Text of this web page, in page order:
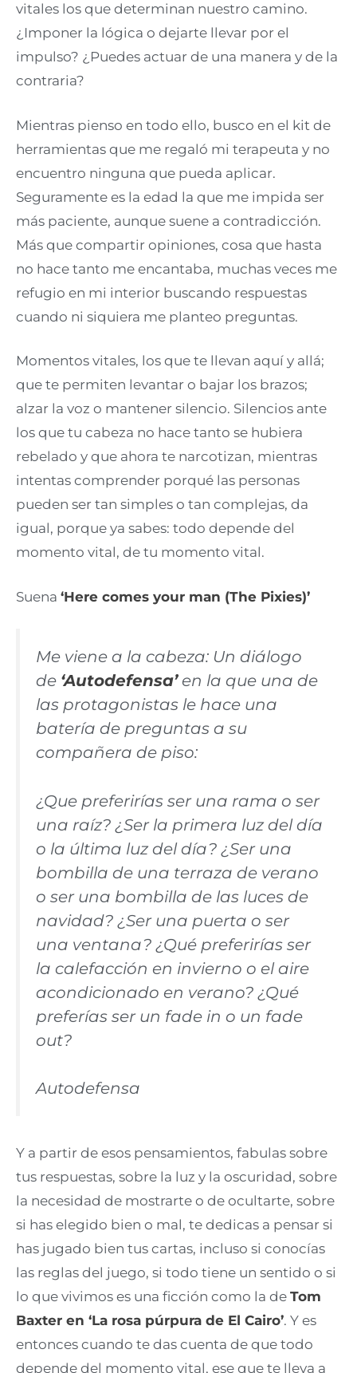
vitales los que determinan nuestro camino.
¿Imponer la lógica o dejarte llevar por el
impulso? ¿Puedes actuar de una manera y de la
contraria?
Mientras pienso en todo ello, busco en el kit de
herramientas que me regaló mi terapeuta y no
encuentro ninguna que pueda aplicar.
Seguramente es la edad la que me impida ser
más paciente, aunque suene a contradicción.
Más que compartir opiniones, cosa que hasta
no hace tanto me encantaba, muchas veces me
refugio en mi interior buscando respuestas
cuando ni siquiera me planteo preguntas.
Momentos vitales, los que te llevan aquí y allá;
que te permiten levantar o bajar los brazos;
alzar la voz o mantener silencio. Silencios ante
los que tu cabeza no hace tanto se hubiera
rebelado y que ahora te narcotizan, mientras
intentas comprender porqué las personas
pueden ser tan simples o tan complejas, da
igual, porque ya sabes: todo depende del
momento vital, de tu momento vital.
Suena ‘Here comes your man (The Pixies)’
Me viene a la cabeza: Un diálogo
de ‘Autodefensa’en la que una de
las protagonistas le hace una
batería de preguntas a su
compañera de piso:
¿Que preferirías ser una rama o ser
una raíz? ¿Ser la primera luz del día
o la última luz del día? ¿Ser una
bombilla de una terraza de verano
o ser una bombilla de las luces de
navidad? ¿Ser una puerta o ser
una ventana? ¿Qué preferirías ser
la calefacción en invierno o el aire
acondicionado en verano? ¿Qué
preferías ser un fade in o un fade
out?
Autodefensa
Y a partir de esos pensamientos, fabulas sobre
tus respuestas, sobre la luz y la oscuridad, sobre
la necesidad de mostrarte o de ocultarte, sobre
si has elegido bien o mal, te dedicas a pensar si
has jugado bien tus cartas, incluso si conocías
las reglas del juego, si todo tiene un sentido o si
lo que vivimos es una ficción como la de Tom
Baxter en ‘La rosa púrpura de El Cairo’. Y es
entonces cuando te das cuenta de que todo
depende del momento vital, ese que te lleva a